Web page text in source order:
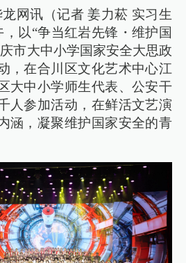
网讯（记者 姜力菘 实习生
以“争当红岩先锋・维护国
市大中小学国家安全大思政
，在合川区文化艺术中心江
大中小学师生代表、公安干
人参加活动，在鲜活文艺演
涵，凝聚维护国家安全的青